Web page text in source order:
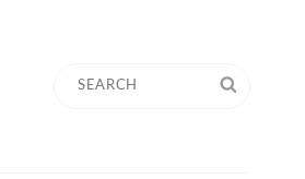
Search